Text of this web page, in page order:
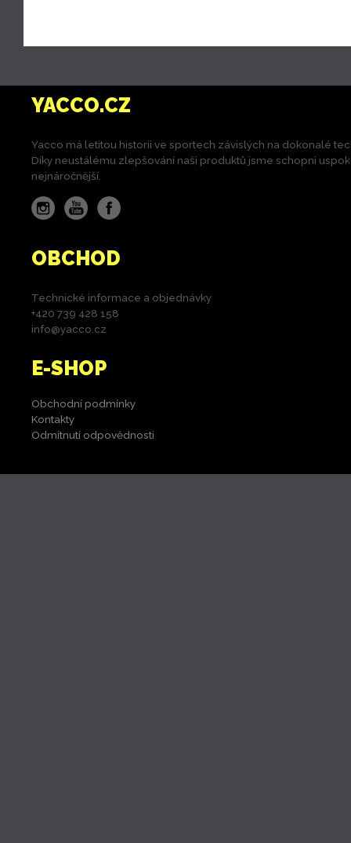
YACCO.CZ
Yacco má letitou historii ve sportech závislých na dokonalé
Díky neustálému zlepšování naši produktů jsme schopni
nejnáročnější.
OBCHOD
Technické informace a objednávky
+420 739 428 158
info@yacco.cz
E-SHOP
Obchodní podmínky
Kontakty
Odmítnutí odpovědnosti